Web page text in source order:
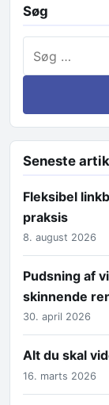
Søg
Seneste
Fleksibel
praksis
8. august 2026
Pudsning af
skinnende
30. april 2026
Alt du skal
16. marts 2026